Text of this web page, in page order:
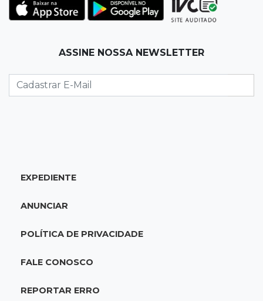
Procurada: Juju fugiu no bairro Tiradentes no
domingo de manhã
Operação Lívia
"escrava virtual", diz delegada
10:53Tentativa de feminicídio
afirma vítima durante júri do ex
10:42 Tema complexo
Prefeitura retira projeto sobre leis tributárias
ASSINE NOSSA NEWSLETTER
EXPEDIENTE
ANUNCIAR
POLÍTICA DE PRIVACIDADE
FALE CONOSCO
REPORTAR ERRO